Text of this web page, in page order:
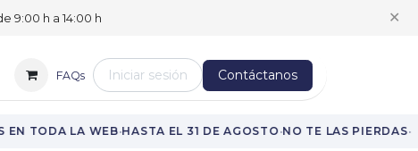
9:00 h a 14:00 h ✕
FAQs Iniciar sesión Contáctanos
EN TODA LA WEB·HASTA EL 31 DE AGOSTO·NO TE LAS PIERDAS·